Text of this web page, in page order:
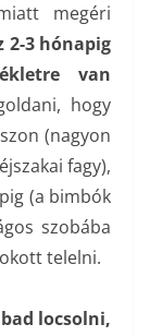
megéri
2-3 hónapig
van
hogy
(nagyon
fagy),
(a bimbók
szobába
telelni.
locsolni,